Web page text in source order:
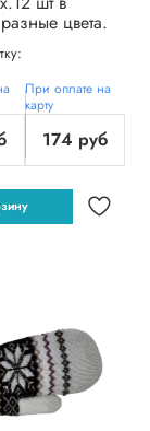
цвета.
При оплате на
карту
174 руб